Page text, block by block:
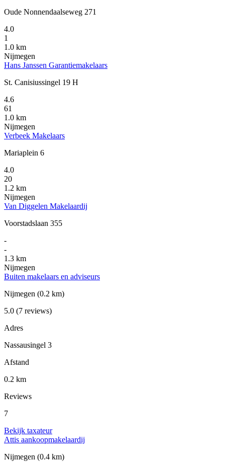
Oude Nonnendaalseweg 271
4.0
1
1.0 km
Nijmegen
Hans Janssen Garantiemakelaars
St. Canisiussingel 19 H
4.6
61
1.0 km
Nijmegen
Verbeek Makelaars
Mariaplein 6
4.0
20
1.2 km
Nijmegen
Van Diggelen Makelaardij
Voorstadslaan 355
-
-
1.3 km
Nijmegen
Buiten makelaars en adviseurs
Nijmegen (0.2 km)
5.0 (7 reviews)
Adres
Nassausingel 3
Afstand
0.2 km
Reviews
7
Bekijk taxateur
Attis aankoopmakelaardij
Nijmegen (0.4 km)